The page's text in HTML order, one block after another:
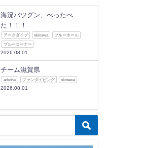
海況バツグン、べったべ
た！！！
アークダイブ okinawa ブルーホール
ブルーコーナー
2026.08.01
チーム滋賀県
arkdive ファンダイビング okinawa
2026.08.01